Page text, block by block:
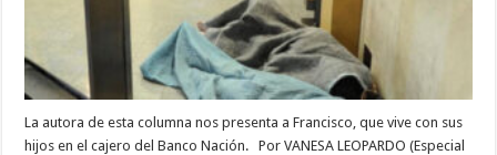
La autora de esta columna nos presenta a Francisco, que vive con sus
hijos en el cajero del Banco Nación. Por VANESA LEOPARDO (Especial